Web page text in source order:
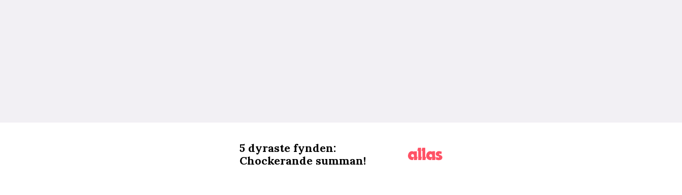
5 dyraste fynden:
Chockerande summan!